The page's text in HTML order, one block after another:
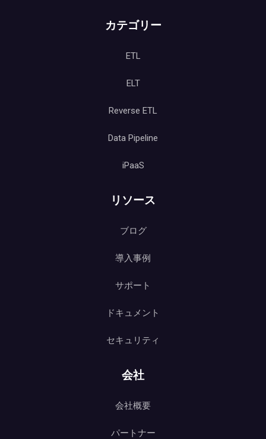
カテゴリー
ETL
ELT
Reverse ETL
Data Pipeline
iPaaS
リソース
ブログ
導入事例
サポート
ドキュメント
セキュリティ
会社
会社概要
パートナー